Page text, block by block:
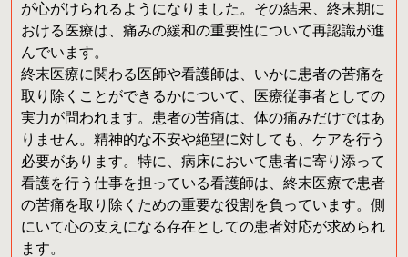
が心がけられるようになりました。その結果、終末期に
おける医療は、痛みの緩和の重要性について再認識が進
んでいます。
終末医療に関わる医師や看護師は、いかに患者の苦痛を
取り除くことができるかについて、医療従事者としての
実力が問われます。患者の苦痛は、体の痛みだけではあ
りません。精神的な不安や絶望に対しても、ケアを行う
必要があります。特に、病床において患者に寄り添って
看護を行う仕事を担っている看護師は、終末医療で患者
の苦痛を取り除くための重要な役割を負っています。側
にいて心の支えになる存在としての患者対応が求められ
ます。